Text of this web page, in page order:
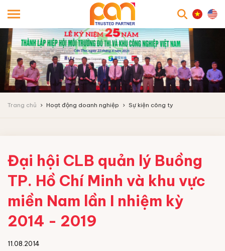
Trang chủ Hoạt động doanh nghiệp Sự kiện công ty
Đại hội CLB quản lý Buồng
TP. Hồ Chí Minh và khu vực
miền Nam lần I nhiệm kỳ
2014 - 2019
11.08.2014